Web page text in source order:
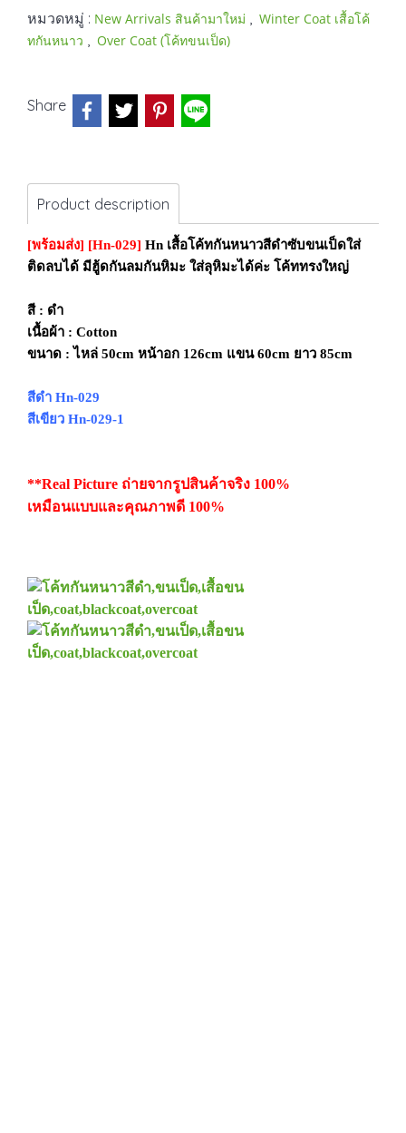
หมวดหมู่ : New Arrivals สินค้ามาใหม่ , Winter Coat เสื้อโค้
ทกันหนาว , Over Coat (โค้ทขนเป็ด)
Share
Product description
[พร้อมส่ง] [Hn-029] Hn เสื้อโค้ทกันหนาวสีดำซับขนเป็ดใส่
ติดลบได้ มีฮู้ดกันลมกันหิมะ ใส่ลุหิมะได้ค่ะ โค้ททรงใหญ่
สี : ดำ
เนื้อผ้า : Cotton
ขนาด : ไหล่ 50cm หน้าอก 126cm แขน 60cm ยาว 85cm
สีดำ Hn-029
สีเขียว Hn-029-1
**Real Picture ถ่ายจากรูปสินค้าจริง 100%
เหมือนแบบและคุณภาพดี 100%